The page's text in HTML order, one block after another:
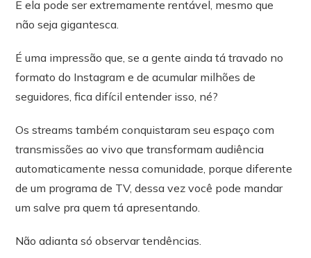
E ela pode ser extremamente rentável, mesmo que
não seja gigantesca.
É uma impressão que, se a gente ainda tá travado no
formato do Instagram e de acumular milhões de
seguidores, fica difícil entender isso, né?
Os streams também conquistaram seu espaço com
transmissões ao vivo que transformam audiência
automaticamente nessa comunidade, porque diferente
de um programa de TV, dessa vez você pode mandar
um salve pra quem tá apresentando.
Não adianta só observar tendências.